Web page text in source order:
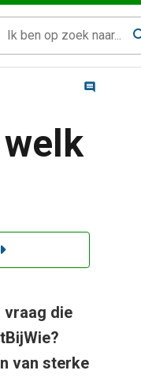
vraag die
van sterke